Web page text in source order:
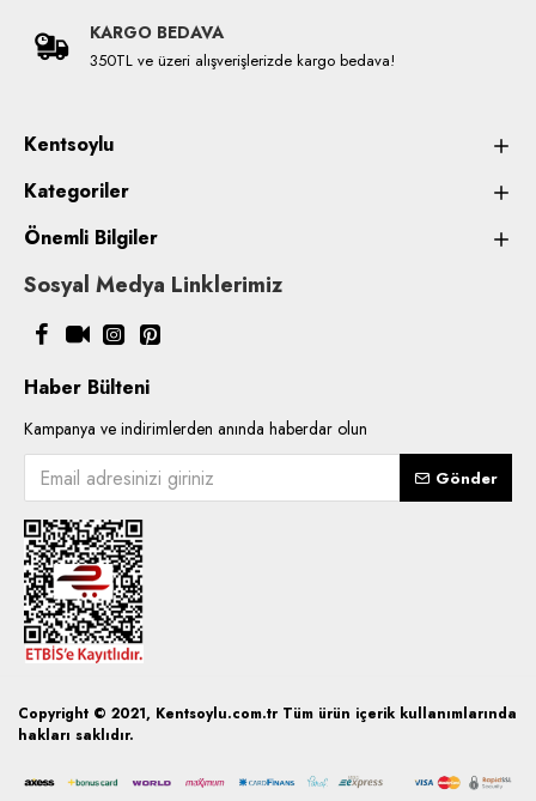
KARGO BEDAVA
350TL ve üzeri alışverişlerizde kargo bedava!
Kentsoylu
Kategoriler
Önemli Bilgiler
Sosyal Medya Linklerimiz
Haber Bülteni
Kampanya ve indirimlerden anında haberdar olun
Gönder
Copyright © 2021, Kentsoylu.com.tr Tüm ürün içerik kullanımlarında
hakları saklıdır.